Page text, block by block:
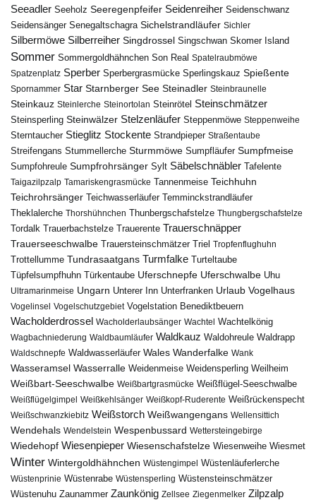
Seeadler Seeholz Seeregenpfeifer Seidenreiher Seidenschwanz
Seidensänger Senegaltschagra Sichelstrandläufer Sichler
Silbermöwe Silberreiher Singdrossel Singschwan Skomer Island
Sommer Sommergoldhähnchen Son Real Spatelraubmöwe
Spatzenplatz Sperber Sperbergrasmücke Sperlingskauz Spießente
Spornammer Star Starnberger See Steinadler Steinbraunelle
Steinkauz Steinlerche Steinortolan Steinrötel Steinschmätzer
Steinsperling Steinwälzer Stelzenläufer Steppenmöwe Steppenweihe
Sterntaucher Stieglitz Stockente Strandpieper Straßentaube
Streifengans Stummellerche Sturmmöwe Sumpfläufer Sumpfmeise
Sumpfohreule Sumpfrohrsänger Sylt Säbelschnäbler Tafelente
Taigazilpzalp Tamariskengrasmücke Tannenmeise Teichhuhn
Teichrohrsänger Teichwasserläufer Temminckstrandläufer
Theklalerche Thorshühnchen Thunbergschafstelze Thungbergschafstelze
Tordalk Trauerbachstelze Trauerente Trauerschnäpper
Trauerseeschwalbe Trauersteinschmätzer Triel Tropfenflughuhn
Trottellumme Tundrasaatgans Turmfalke Turteltaube
Tüpfelsumpfhuhn Türkentaube Uferschnepfe Uferschwalbe Uhu
Ultramarinmeise Ungarn Unterer Inn Unterfranken Urlaub Vogelhaus
Vogelinsel Vogelschutzgebiet Vogelstation Benediktbeuern
Wacholderdrossel Wacholderlaubsänger Wachtel Wachtelkönig
Wagbachniederung Waldbaumläufer Waldkauz Waldohreule Waldrapp
Waldschnepfe Waldwasserläufer Wales Wanderfalke Wank
Wasseramsel Wasserralle Weidenmeise Weidensperling Weilheim
Weißbart-Seeschwalbe Weißbartgrasmücke Weißflügel-Seeschwalbe
Weißflügelgimpel Weißkehlsänger Weißkopf-Ruderente Weißrückenspecht
Weißschwanzkiebitz Weißstorch Weißwangengans Wellensittich
Wendehals Wendelstein Wespenbussard Wettersteingebirge
Wiedehopf Wiesenpieper Wiesenschafstelze Wiesenweihe Wiesmet
Winter Wintergoldhähnchen Wüstengimpel Wüstenläuferlerche
Wüstenprinie Wüstenrabe Wüstensperling Wüstensteinschmätzer
Wüstenuhu Zaunammer Zaunkönig Zellsee Ziegenmelker Zilpzalp